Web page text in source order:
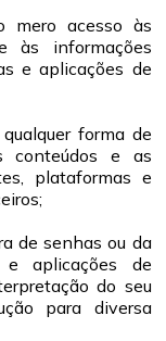
mero acesso às
às informações
e aplicações de
forma de
conteúdos e as
plataformas e
de senhas ou da
e aplicações de
do seu
para diversa